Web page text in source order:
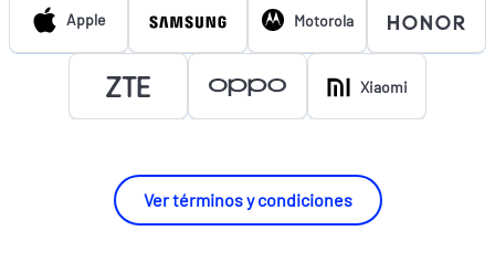
Apple Motorola
Xiaomi
Ver términos y condiciones